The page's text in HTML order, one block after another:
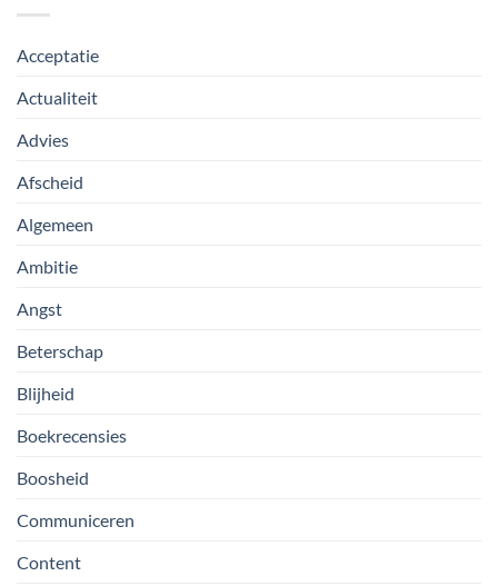
Acceptatie
Actualiteit
Advies
Afscheid
Algemeen
Ambitie
Angst
Beterschap
Blijheid
Boekrecensies
Boosheid
Communiceren
Content